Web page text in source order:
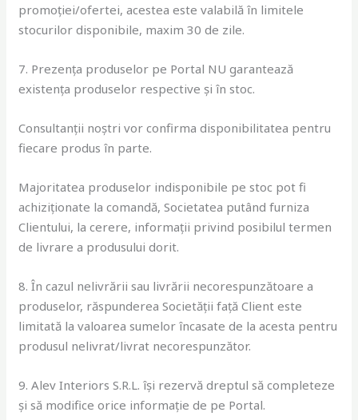
promoției/ofertei, acestea este valabilă în limitele
stocurilor disponibile, maxim 30 de zile.
7. Prezența produselor pe Portal NU garantează
existența produselor respective și în stoc.
Consultanții noștri vor confirma disponibilitatea pentru
fiecare produs în parte.
Majoritatea produselor indisponibile pe stoc pot fi
achiziționate la comandă, Societatea putând furniza
Clientului, la cerere, informații privind posibilul termen
de livrare a produsului dorit.
8. În cazul nelivrării sau livrării necorespunzătoare a
produselor, răspunderea Societății față Client este
limitată la valoarea sumelor încasate de la acesta pentru
produsul nelivrat/livrat necorespunzător.
9. Alev Interiors S.R.L. își rezervă dreptul să completeze
și să modifice orice informație de pe Portal.